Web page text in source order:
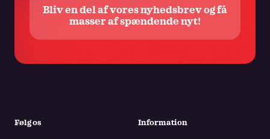
Bliv en del af vores nyhedsbrev og få
masser af spændende nyt!
Følg os Information